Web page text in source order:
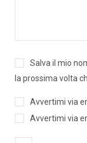
Salva il mio
la prossima volta
Avvertimi via
Avvertimi via